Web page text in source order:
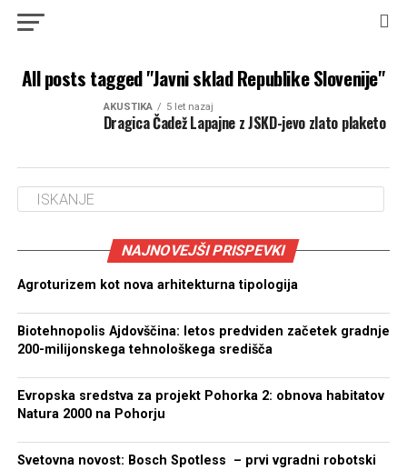
All posts tagged "Javni sklad Republike Slovenije"
AKUSTIKA 5 let nazaj
Dragica Čadež Lapajne z JSKD-jevo zlato plaketo
NAJNOVEJŠI PRISPEVKI
Agroturizem kot nova arhitekturna tipologija
Biotehnopolis Ajdovščina: letos predviden začetek gradnje
200-milijonskega tehnološkega središča
Evropska sredstva za projekt Pohorka 2: obnova habitatov
Natura 2000 na Pohorju
Svetovna novost: Bosch Spotless – prvi vgradni robotski